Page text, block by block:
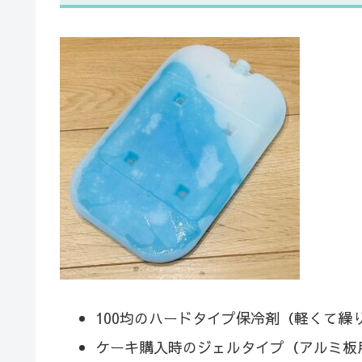
100均のハードタイプ保冷剤（軽くて繰
ケーキ購入時のジェルタイプ（アルミ板